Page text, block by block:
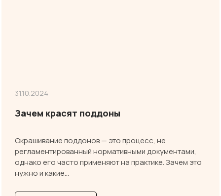
31.10.2024
Зачем красят поддоны
Окрашивание поддонов — это процесс, не
регламентированный нормативными документами,
однако его часто применяют на практике. Зачем это
нужно и какие…